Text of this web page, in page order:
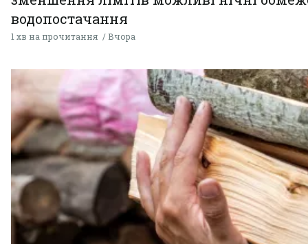
водопостачання
1 хв на прочитання Вчора